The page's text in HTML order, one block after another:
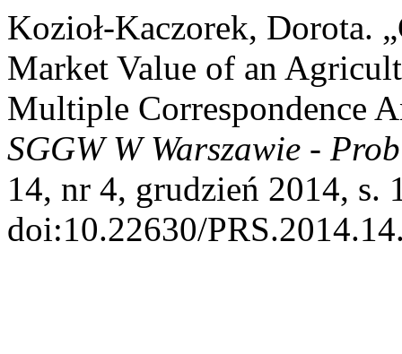
Kozioł-Kaczorek, Dorota.
Market Value of an
Multiple Correspondence
SGGW W Warszawie -
14, nr 4, grudzień 2014, s.
doi:10.22630/